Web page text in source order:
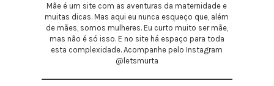
Mãe é um site com as aventuras da maternidade e
muitas dicas. Mas aqui eu nunca esqueço que, além
de mães, somos mulheres. Eu curto muito ser mãe,
mas não é só isso. E no site há espaço para toda
esta complexidade. Acompanhe pelo Instagram
@letsmurta